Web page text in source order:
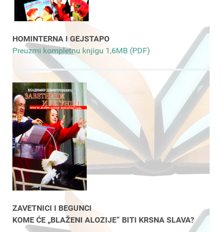
HOMINTERNA I GEJSTAPO
Preuzmi kompletnu knjigu 1,6MB (PDF)
ZAVETNICI I BEGUNCI
KOME ĆE „BLAŽENI ALOZIJE” BITI KRSNA SLAVA?